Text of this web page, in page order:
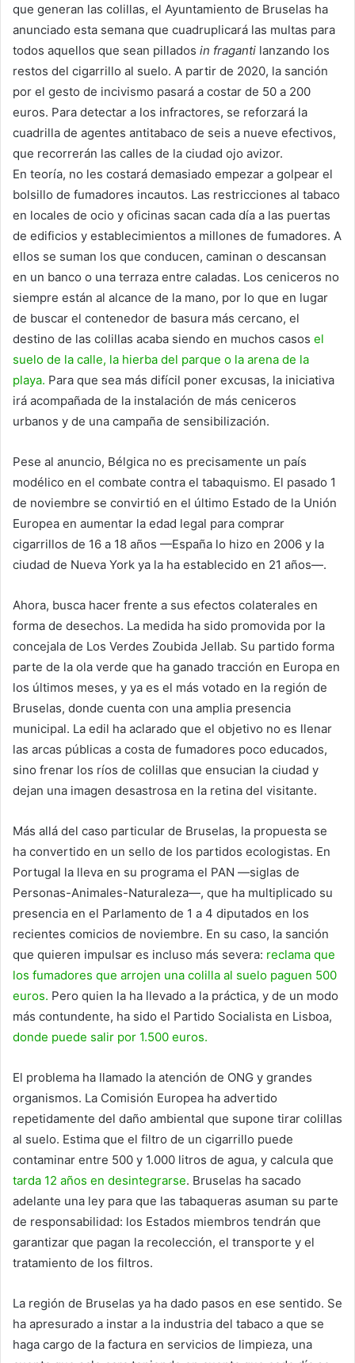
que generan las colillas, el Ayuntamiento de Bruselas ha
anunciado esta semana que cuadruplicará las multas para
todos aquellos que sean pillados in fraganti lanzando los
restos del cigarrillo al suelo. A partir de 2020, la sanción
por el gesto de incivismo pasará a costar de 50 a 200
euros. Para detectar a los infractores, se reforzará la
cuadrilla de agentes antitabaco de seis a nueve efectivos,
que recorrerán las calles de la ciudad ojo avizor.
En teoría, no les costará demasiado empezar a golpear el
bolsillo de fumadores incautos. Las restricciones al tabaco
en locales de ocio y oficinas sacan cada día a las puertas
de edificios y establecimientos a millones de fumadores. A
ellos se suman los que conducen, caminan o descansan
en un banco o una terraza entre caladas. Los ceniceros no
siempre están al alcance de la mano, por lo que en lugar
de buscar el contenedor de basura más cercano, el
destino de las colillas acaba siendo en muchos casos el
suelo de la calle, la hierba del parque o la arena de la
playa. Para que sea más difícil poner excusas, la iniciativa
irá acompañada de la instalación de más ceniceros
urbanos y de una campaña de sensibilización.
Pese al anuncio, Bélgica no es precisamente un país
modélico en el combate contra el tabaquismo. El pasado 1
de noviembre se convirtió en el último Estado de la Unión
Europea en aumentar la edad legal para comprar
cigarrillos de 16 a 18 años —España lo hizo en 2006 y la
ciudad de Nueva York ya la ha establecido en 21 años—.
Ahora, busca hacer frente a sus efectos colaterales en
forma de desechos. La medida ha sido promovida por la
concejala de Los Verdes Zoubida Jellab. Su partido forma
parte de la ola verde que ha ganado tracción en Europa en
los últimos meses, y ya es el más votado en la región de
Bruselas, donde cuenta con una amplia presencia
municipal. La edil ha aclarado que el objetivo no es llenar
las arcas públicas a costa de fumadores poco educados,
sino frenar los ríos de colillas que ensucian la ciudad y
dejan una imagen desastrosa en la retina del visitante.
Más allá del caso particular de Bruselas, la propuesta se
ha convertido en un sello de los partidos ecologistas. En
Portugal la lleva en su programa el PAN —siglas de
Personas-Animales-Naturaleza—, que ha multiplicado su
presencia en el Parlamento de 1 a 4 diputados en los
recientes comicios de noviembre. En su caso, la sanción
que quieren impulsar es incluso más severa: reclama que
los fumadores que arrojen una colilla al suelo paguen 500
euros. Pero quien la ha llevado a la práctica, y de un modo
más contundente, ha sido el Partido Socialista en Lisboa,
donde puede salir por 1.500 euros.
El problema ha llamado la atención de ONG y grandes
organismos. La Comisión Europea ha advertido
repetidamente del daño ambiental que supone tirar colillas
al suelo. Estima que el filtro de un cigarrillo puede
contaminar entre 500 y 1.000 litros de agua, y calcula que
tarda 12 años en desintegrarse. Bruselas ha sacado
adelante una ley para que las tabaqueras asuman su parte
de responsabilidad: los Estados miembros tendrán que
garantizar que pagan la recolección, el transporte y el
tratamiento de los filtros.
La región de Bruselas ya ha dado pasos en ese sentido. Se
ha apresurado a instar a la industria del tabaco a que se
haga cargo de la factura en servicios de limpieza, una